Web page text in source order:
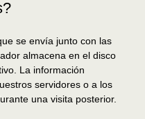
se envía junto con las
almacena en el disco
La información
servidores o a los
una visita posterior.